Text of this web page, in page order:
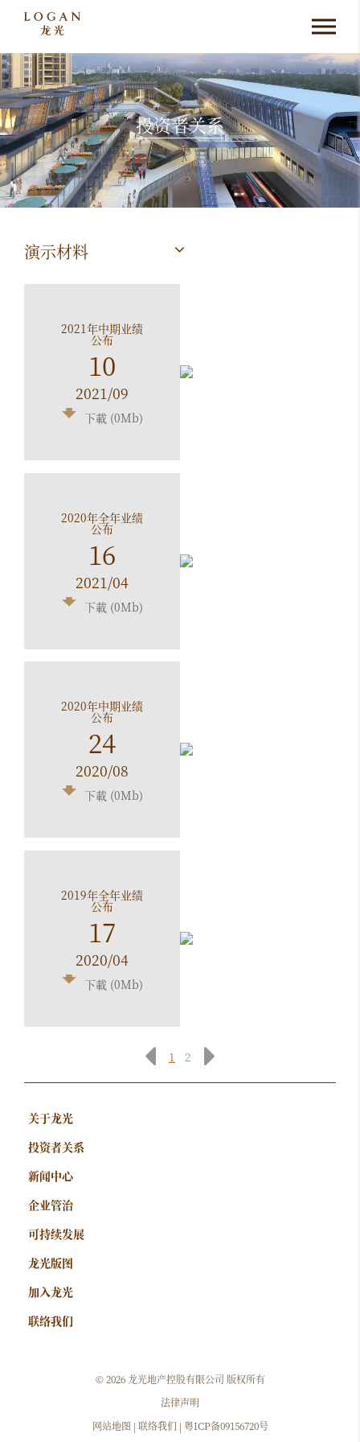
投资者关系
演示材料
2021年中期业绩
公布
10
2021/09
下載 (0Mb)
2020年全年业绩
公布
16
2021/04
下載 (0Mb)
2020年中期业绩
公布
24
2020/08
下載 (0Mb)
2019年全年业绩
公布
17
2020/04
下載 (0Mb)
1 2
关于龙光
投资者关系
新闻中心
企业管治
可持续发展
龙光版图
加入龙光
联络我们
©2026 龙光地产控股有限公司 版权所有
法律声明
网站地图 | 联络我们 | 粤ICP备09156720号